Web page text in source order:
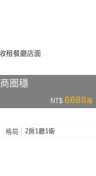
圈穩
NT$ 6688萬
格局 2房1廳1衛